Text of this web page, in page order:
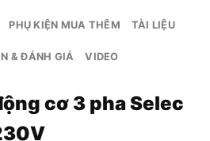
PHỤ KIỆN MUA THÊM TÀI LIỆU
& ĐÁNH GIÁ VIDEO
cơ 3 pha Selec